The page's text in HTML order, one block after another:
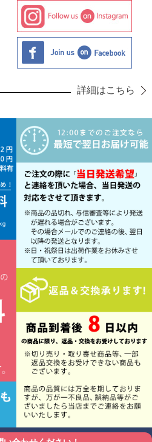
詳細はこちら